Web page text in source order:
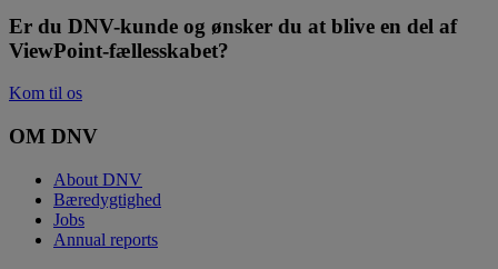
Er du DNV-kunde og ønsker du at blive en del af
ViewPoint-fællesskabet?
Kom til os
OM DNV
About DNV
Bæredygtighed
Jobs
Annual reports